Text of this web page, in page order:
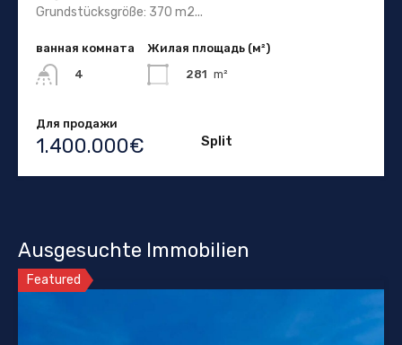
Grundstücksgröße: 370 m2...
ванная комната
4
Жилая площадь (м²)
281 m²
Для продажи
1.400.000€ Split
Ausgesuchte Immobilien
Featured